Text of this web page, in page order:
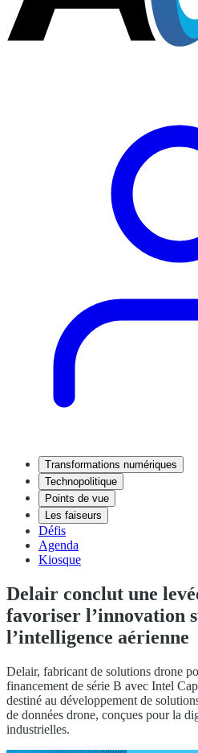
Transformations numériques
Technopolitique
Points de vue
Les faiseurs
Défis
Agenda
Kiosque
Delair conclut une
favoriser l’innovation
l’intelligence aérienne
Delair, fabricant de solutions drone
financement de série B avec Intel
destiné au développement de
de données drone, conçues pour la
industrielles.